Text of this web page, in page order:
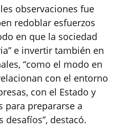
observaciones fue
redoblar esfuerzos
en que la sociedad
e invertir también en
“como el modo en
con el entorno
con el Estado y
para prepararse a
destacó.